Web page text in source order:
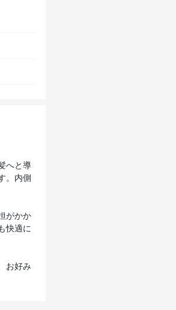
へと導
。内側
がかか
快適に
お好み